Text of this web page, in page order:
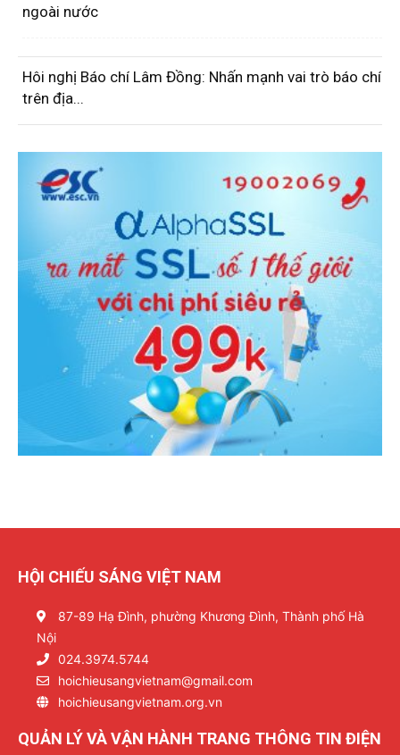
ngoài nước
Hôi nghị Báo chí Lâm Đồng: Nhấn mạnh vai trò báo chí
trên địa...
HỘI CHIẾU SÁNG VIỆT NAM
87-89 Hạ Đình, phường Khương Đình, Thành phố Hà
Nội
024.3974.5744
hoichieusangvietnam@gmail.com
hoichieusangvietnam.org.vn
QUẢN LÝ VÀ VẬN HÀNH TRANG THÔNG TIN ĐIỆN